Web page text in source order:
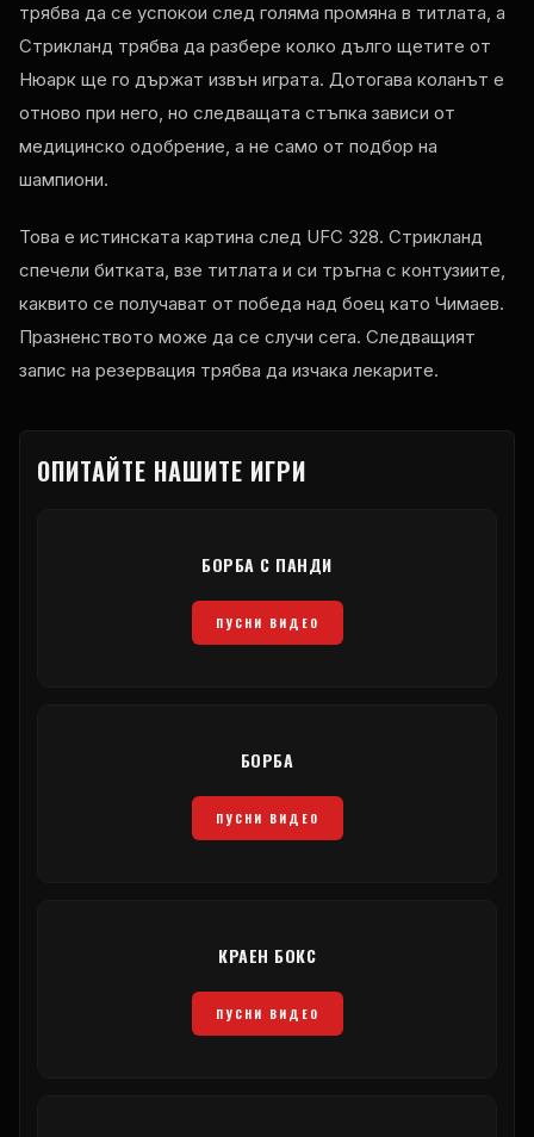
трябва да се успокои след голяма промяна в титлата, а
Стрикланд трябва да разбере колко дълго щетите от
Нюарк ще го държат извън играта. Дотогава коланът е
отново при него, но следващата стъпка зависи от
медицинско одобрение, а не само от подбор на
шампиони.
Това е истинската картина след UFC 328. Стрикланд
спечели битката, взе титлата и си тръгна с контузиите,
каквито се получават от победа над боец ​​като Чимаев.
Празненството може да се случи сега. Следващият
запис на резервация трябва да изчака лекарите.
ОПИТАЙТЕ НАШИТЕ ИГРИ
БОРБА С ПАНДИ
ПУСНИ ВИДЕО
БОРБА
ПУСНИ ВИДЕО
КРАЕН БОКС
ПУСНИ ВИДЕО